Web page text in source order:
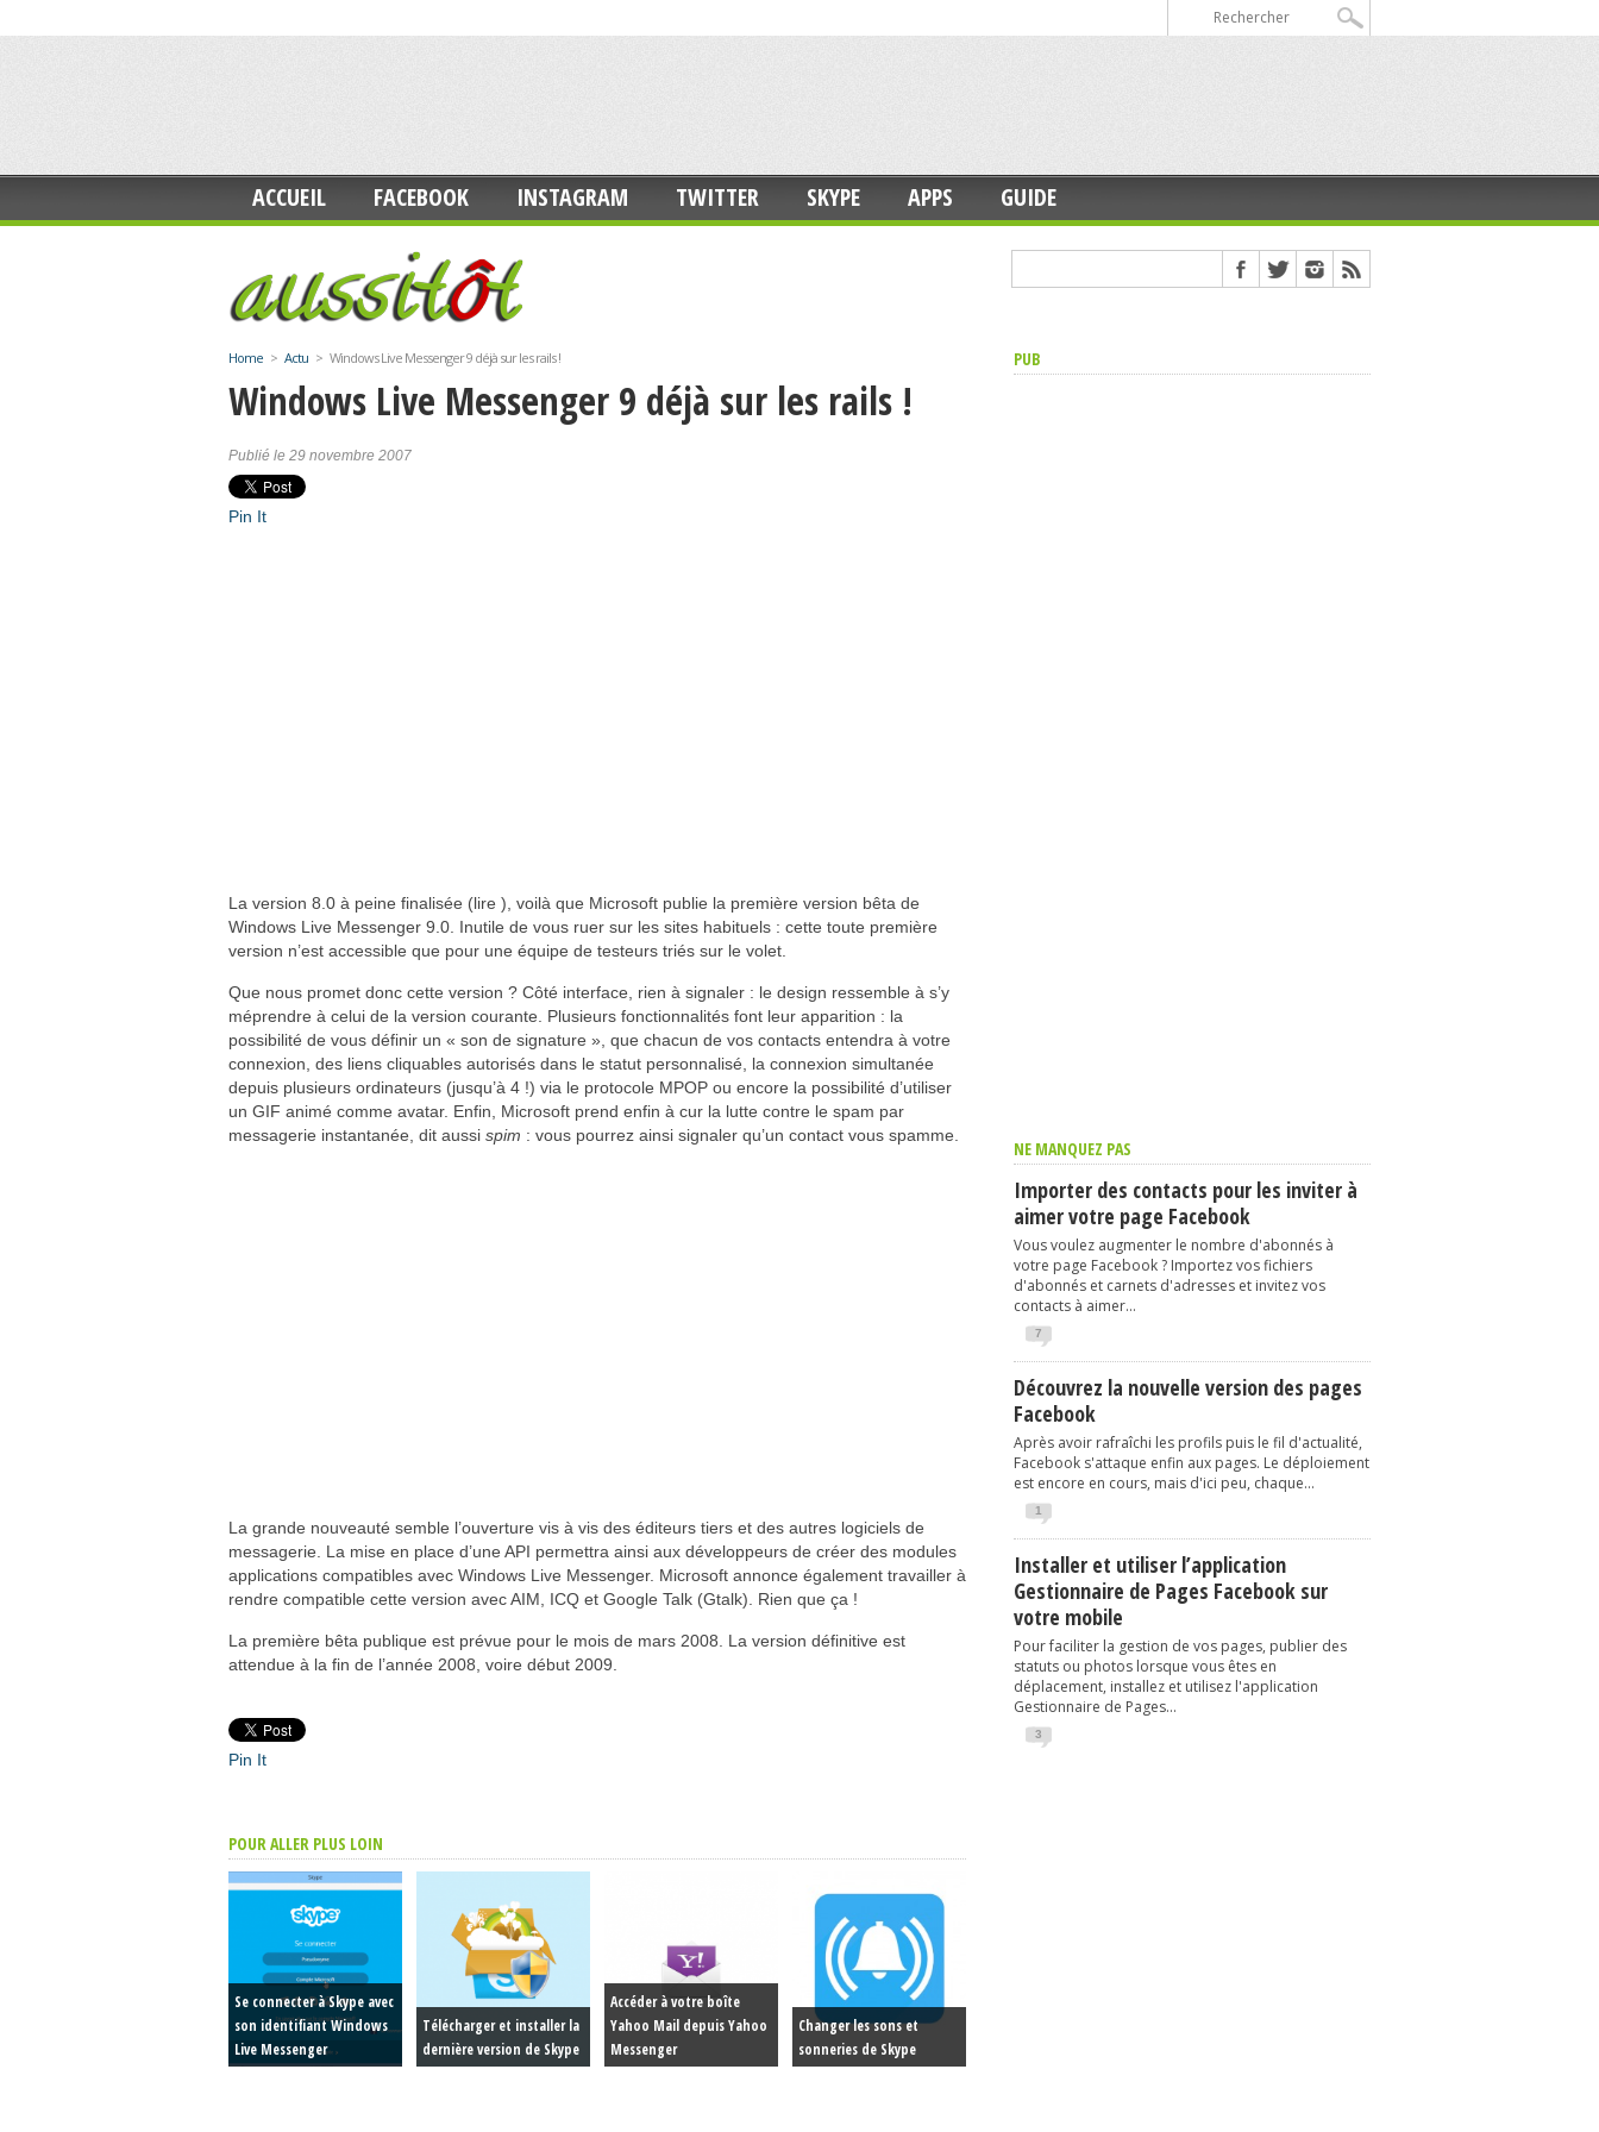
ACCUEIL FACEBOOK INSTAGRAM TWITTER SKYPE APPS GUIDE
Home > Actu > Windows Live Messenger 9 déjà sur les rails !
Windows Live Messenger 9 déjà sur les rails !
Publié le 29 novembre 2007
Pin It
La version 8.0 à peine finalisée (lire ), voilà que Microsoft publie la première version bêta de
Windows Live Messenger 9.0. Inutile de vous ruer sur les sites habituels : cette toute première
version n’est accessible que pour une équipe de testeurs triés sur le volet.
Que nous promet donc cette version ? Côté interface, rien à signaler : le design ressemble à s’y
méprendre à celui de la version courante. Plusieurs fonctionnalités font leur apparition : la
possibilité de vous définir un « son de signature », que chacun de vos contacts entendra à votre
connexion, des liens cliquables autorisés dans le statut personnalisé, la connexion simultanée
depuis plusieurs ordinateurs (jusqu’à 4 !) via le protocole MPOP ou encore la possibilité d’utiliser
un GIF animé comme avatar. Enfin, Microsoft prend enfin à cur la lutte contre le spam par
messagerie instantanée, dit aussi spim : vous pourrez ainsi signaler qu’un contact vous spamme.
La grande nouveauté semble l’ouverture vis à vis des éditeurs tiers et des autres logiciels de
messagerie. La mise en place d’une API permettra ainsi aux développeurs de créer des modules
applications compatibles avec Windows Live Messenger. Microsoft annonce également travailler à
rendre compatible cette version avec AIM, ICQ et Google Talk (Gtalk). Rien que ça !
La première bêta publique est prévue pour le mois de mars 2008. La version définitive est
attendue à la fin de l’année 2008, voire début 2009.
Pin It
POUR ALLER PLUS LOIN
Se connecter à Skype avec
son identifiant Windows
Live Messenger
Télécharger et installer la
dernière version de Skype
Accéder à votre boîte
Yahoo Mail depuis Yahoo
Messenger
Changer les sons et
sonneries de Skype
PUB
NE MANQUEZ PAS
Importer des contacts pour les inviter à
aimer votre page Facebook
Vous voulez augmenter le nombre d'abonnés à
votre page Facebook ? Importez vos fichiers
d'abonnés et carnets d'adresses et invitez vos
contacts à aimer...
7
Découvrez la nouvelle version des pages
Facebook
Après avoir rafraîchi les profils puis le fil d'actualité,
Facebook s'attaque enfin aux pages. Le déploiement
est encore en cours, mais d'ici peu, chaque...
1
Installer et utiliser l’application
Gestionnaire de Pages Facebook sur
votre mobile
Pour faciliter la gestion de vos pages, publier des
statuts ou photos lorsque vous êtes en
déplacement, installez et utilisez l'application
Gestionnaire de Pages...
3